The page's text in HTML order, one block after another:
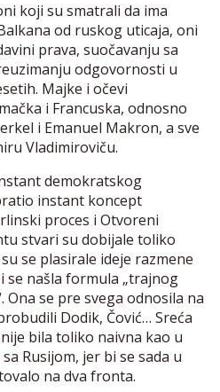
koji su smatrali da ima
od ruskog uticaja, oni
prava, suočavanju sa
odgovornosti u
Majke i očevi
i Francuska, odnosno
i Emanuel Makron, a sve
Vladimiroviču.
demokratskog
instant koncept
proces i Otvoreni
stvari su dobijale toliko
se plasirale ideje razmene
našla formula „trajnog
Ona se pre svega odnosila na
Dodik, Čović… Sreća
bila toliko naivna kao u
Rusijom, jer bi se sada u
na dva fronta.